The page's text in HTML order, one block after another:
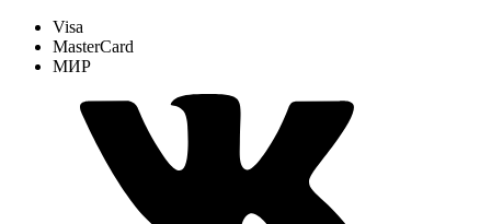
Visa
MasterCard
МИР